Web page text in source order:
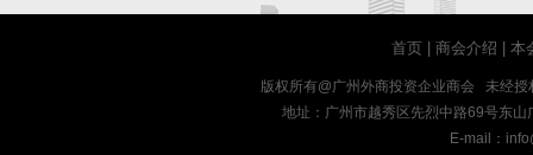
首页 |商会介绍 |本
版权所有@广州外商投资企业商会 未经
地址：广州市越秀区先烈中路69号东
E-mail：